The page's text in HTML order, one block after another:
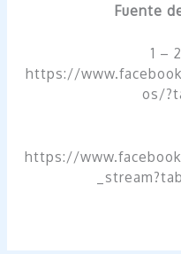
Fuente
1 –
https://
os/
https://